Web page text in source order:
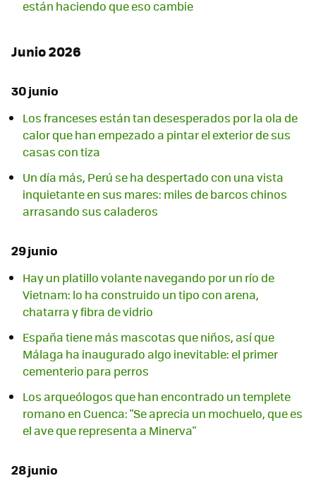
están haciendo que eso cambie
Junio 2026
30 junio
Los franceses están tan desesperados por la ola de
calor que han empezado a pintar el exterior de sus
casas con tiza
Un día más, Perú se ha despertado con una vista
inquietante en sus mares: miles de barcos chinos
arrasando sus caladeros
29 junio
Hay un platillo volante navegando por un río de
Vietnam: lo ha construido un tipo con arena,
chatarra y fibra de vidrio
España tiene más mascotas que niños, así que
Málaga ha inaugurado algo inevitable: el primer
cementerio para perros
Los arqueólogos que han encontrado un templete
romano en Cuenca: "Se aprecia un mochuelo, que es
el ave que representa a Minerva"
28 junio